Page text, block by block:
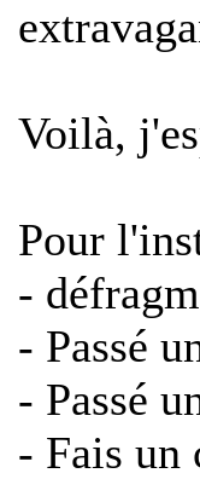
Voilà,
Pour
-
- Passé
- Passé
- Fais un